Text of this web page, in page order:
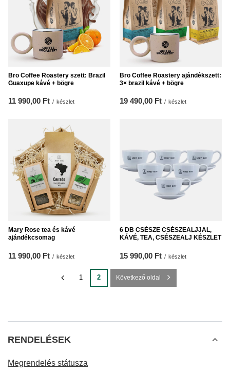
Bro Coffee Roastery szett: Brazil
Guaxupe kávé + bögre
11 990,00 Ft / készlet
Bro Coffee Roastery ajándékszett:
3× brazil kávé + bögre
19 490,00 Ft / készlet
Mary Rose tea és kávé
ajándékcsomag
11 990,00 Ft / készlet
6 DB CSÉSZE CSÉSZEALJJAL,
KÁVÉ, TEA, CSÉSZEALJ KÉSZLET
15 990,00 Ft / készlet
1 2 Következő oldal
RENDELÉSEK
Megrendelés státusza